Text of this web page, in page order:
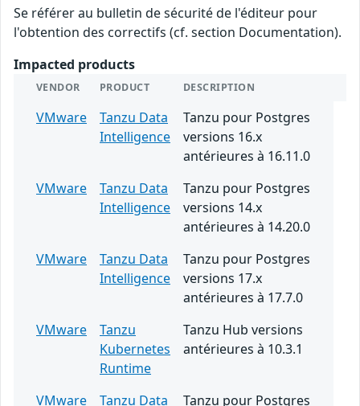
Se référer au bulletin de sécurité de l'éditeur pour
l'obtention des correctifs (cf. section Documentation).
Impacted products
VENDOR PRODUCT DESCRIPTION
VMware
Tanzu Data
Intelligence
Tanzu pour Postgres
versions 16.x
antérieures à 16.11.0
VMware
Tanzu Data
Intelligence
Tanzu pour Postgres
versions 14.x
antérieures à 14.20.0
VMware
Tanzu Data
Intelligence
Tanzu pour Postgres
versions 17.x
antérieures à 17.7.0
VMware
Tanzu
Kubernetes
Runtime
Tanzu Hub versions
antérieures à 10.3.1
VMware Tanzu Data Tanzu pour Postgres